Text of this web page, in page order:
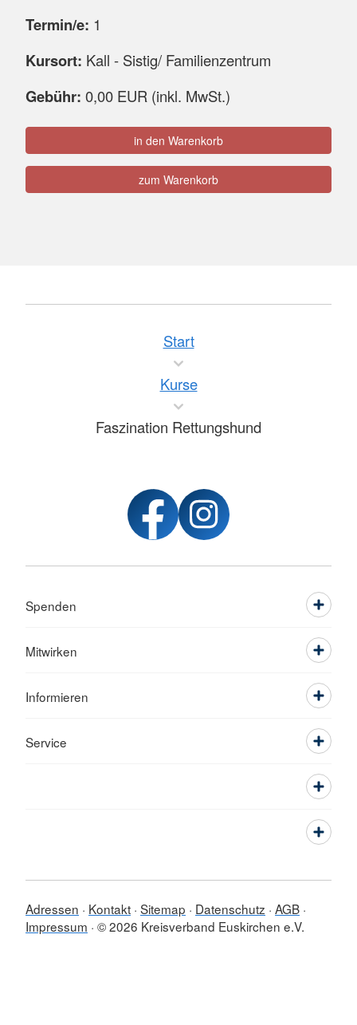
Termin/e: 1
Kursort: Kall - Sistig/ Familienzentrum
Gebühr: 0,00 EUR (inkl. MwSt.)
in den Warenkorb
zum Warenkorb
Start
Kurse
Faszination Rettungshund
Spenden
Mitwirken
Informieren
Service
Adressen Kontakt Sitemap Datenschutz AGB
Impressum © 2026 Kreisverband Euskirchen e.V.